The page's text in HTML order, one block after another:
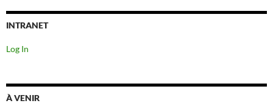
INTRANET
Log In
À VENIR